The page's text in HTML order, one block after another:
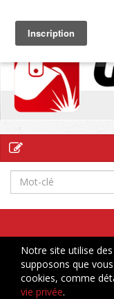
Notre site utilise
supposons que
cookies, comme
vie privée.